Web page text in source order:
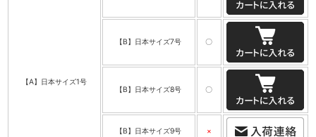
【A】日本サイズ1号
【B】日本サイズ7号 〇
【B】日本サイズ8号 〇
【B】日本サイズ9号 ×